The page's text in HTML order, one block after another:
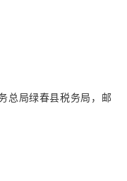
总局绿春县税务局，邮